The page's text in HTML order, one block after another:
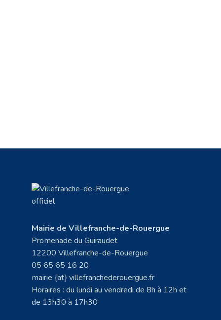
Mairie de Villefranche-de-Rouergue
Promenade du Guiraudet
12200 Villefranche-de-Rouergue
05 65 65 16 20
mairie {at} villefranchederouergue.fr
Horaires : du lundi au vendredi de 8h à 12h et
de 13h30 à 17h30